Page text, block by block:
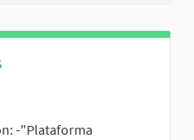
-"Plataforma